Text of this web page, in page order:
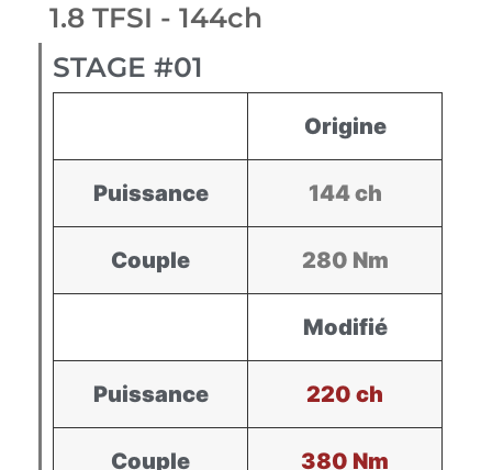
1.8 TFSI - 144ch
STAGE #01
Origine
Puissance 144 ch
Couple 280 Nm
Modifié
Puissance 220 ch
Couple 380 Nm